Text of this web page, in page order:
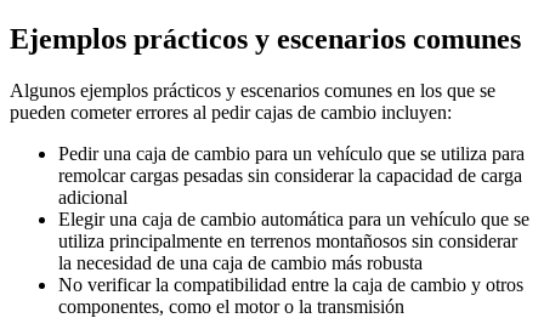
Ejemplos prácticos y escenarios comunes
Algunos ejemplos prácticos y escenarios comunes en los que se
pueden cometer errores al pedir cajas de cambio incluyen:
Pedir una caja de cambio para un vehículo que se utiliza para
remolcar cargas pesadas sin considerar la capacidad de carga
adicional
Elegir una caja de cambio automática para un vehículo que se
utiliza principalmente en terrenos montañosos sin considerar
la necesidad de una caja de cambio más robusta
No verificar la compatibilidad entre la caja de cambio y otros
componentes, como el motor o la transmisión